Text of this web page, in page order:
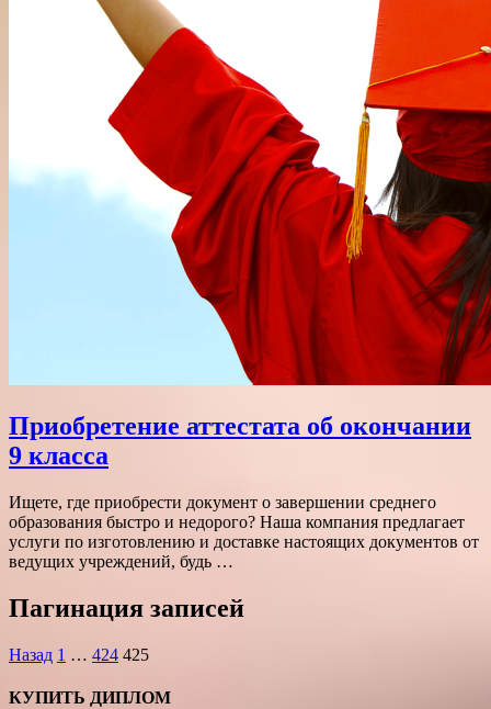
Приобретение аттестата об окончании
9 класса
Ищете, где приобрести документ о завершении среднего
образования быстро и недорого? Наша компания предлагает
услуги по изготовлению и доставке настоящих документов от
ведущих учреждений, будь …
Пагинация записей
Назад 1 … 424 425
КУПИТЬ ДИПЛОМ